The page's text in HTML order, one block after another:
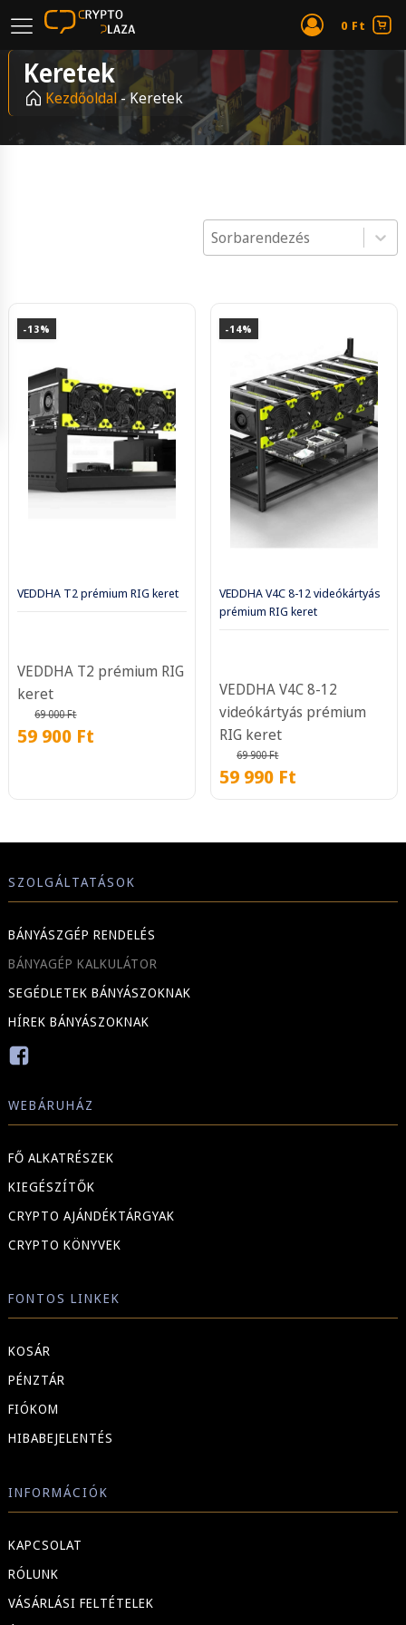
0 Ft
Keretek
Kezdőoldal-Keretek
Product Order
Product Order
-13%
VEDDHA T2 prémium RIG keret
VEDDHA T2 prémium RIG
keret
69 000Ft
59 900 Ft
-14%
VEDDHA V4C 8-12 videókártyás
prémium RIG keret
VEDDHA V4C 8-12
videókártyás prémium
RIG keret
69 900Ft
59 990 Ft
SZOLGÁLTATÁSOK
BÁNYÁSZGÉP RENDELÉS
BÁNYAGÉP KALKULÁTOR
SEGÉDLETEK BÁNYÁSZOKNAK
HÍREK BÁNYÁSZOKNAK
WEBÁRUHÁZ
FŐ ALKATRÉSZEK
KIEGÉSZÍTŐK
CRYPTO AJÁNDÉKTÁRGYAK
CRYPTO KÖNYVEK
FONTOS LINKEK
KOSÁR
PÉNZTÁR
FIÓKOM
HIBABEJELENTÉS
INFORMÁCIÓK
KAPCSOLAT
RÓLUNK
VÁSÁRLÁSI FELTÉTELEK